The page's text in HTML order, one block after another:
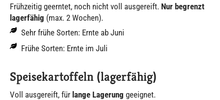
Frühzeitig geerntet, noch nicht voll ausgereift. Nur begrenzt
lagerfähig (max. 2 Wochen).
Sehr frühe Sorten: Ernte ab Juni
Frühe Sorten: Ernte im Juli
Speisekartoffeln (lagerfähig)
Voll ausgereift, für lange Lagerung geeignet.